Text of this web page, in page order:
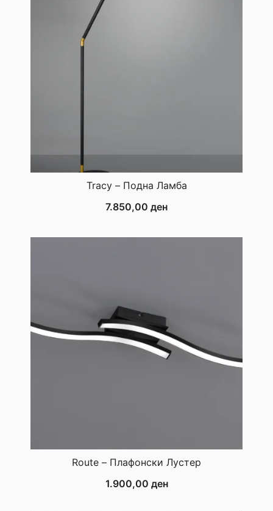
Tracy – Подна Ламба
7.850,00 ден
Route – Плафонски Лустер
1.900,00 ден